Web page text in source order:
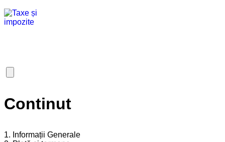
Continut
1. Informații Generale